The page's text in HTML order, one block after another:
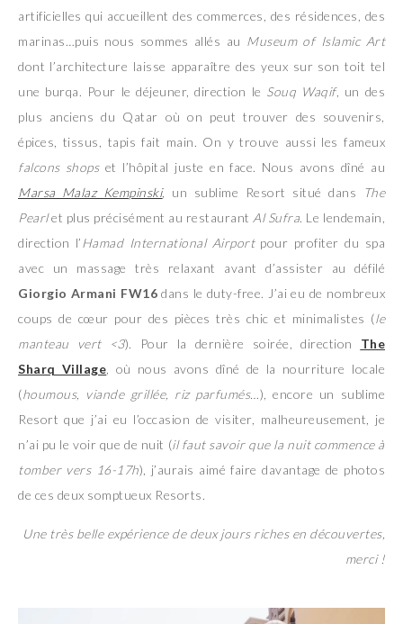
artificielles qui accueillent des commerces, des résidences, des
marinas…puis nous sommes allés au Museum of Islamic Art
dont l’architecture laisse apparaître des yeux sur son toit tel
une burqa. Pour le déjeuner, direction le Souq Waqif, un des
plus anciens du Qatar où on peut trouver des souvenirs,
épices, tissus, tapis fait main. On y trouve aussi les fameux
falcons shopset l’hôpital juste en face. Nous avons dîné au
Marsa Malaz Kempinski, un sublime Resort situé dans
The
Pearlet plus précisément au restaurant Al Sufra. Le lendemain,
direction l’Hamad International Airportpour profiter du spa
avec un massage très relaxant avant d’assister au défilé
Giorgio Armani FW16 dans le duty-free. J’ai eu de nombreux
coups de cœur pour des pièces très chic et minimalistes (le
manteau vert <3). Pour la dernière soirée, direction The
Sharq Village , où nous avons dîné de la nourriture locale
(houmous, viande grillée, riz parfumés… ), encore un sublime
Resort que j’ai eu l’occasion de visiter, malheureusement, je
n’ai pu le voir que de nuit (il faut savoir que la nuit commence à
tomber vers 16-17h), j’aurais aimé faire davantage de photos
de ces deux somptueux Resorts.
Une très belle expérience de deux jours riches en découvertes,
merci !